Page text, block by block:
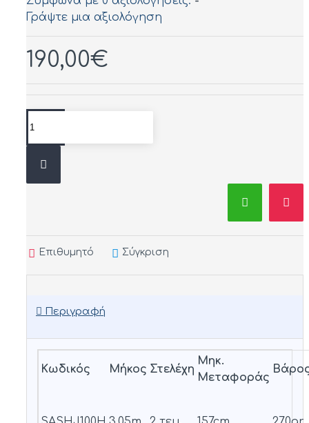
Γράψτε μια αξιολόγηση
190,00€
Επιθυμητό Σύγκριση
Περιγραφή
Κωδικός Μήκος Στελέχη
Μηκ.
Μεταφοράς